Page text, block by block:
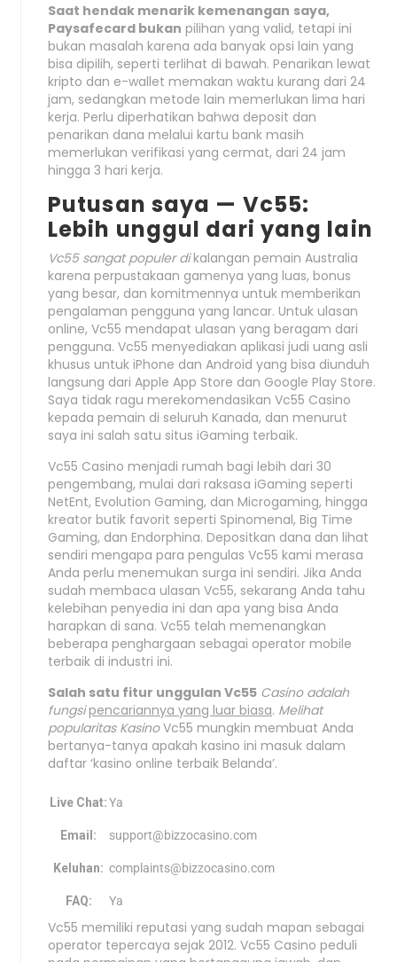
Saat hendak menarik kemenangan saya,
Paysafecard bukan pilihan yang valid, tetapi ini
bukan masalah karena ada banyak opsi lain yang
bisa dipilih, seperti terlihat di bawah. Penarikan lewat
kripto dan e-wallet memakan waktu kurang dari 24
jam, sedangkan metode lain memerlukan lima hari
kerja. Perlu diperhatikan bahwa deposit dan
penarikan dana melalui kartu bank masih
memerlukan verifikasi yang cermat, dari 24 jam
hingga 3 hari kerja.
Putusan saya — Vc55:
Lebih unggul dari yang lain
Vc55 sangat populer dikalangan pemain Australia
karena perpustakaan gamenya yang luas, bonus
yang besar, dan komitmennya untuk memberikan
pengalaman pengguna yang lancar. Untuk ulasan
online, Vc55 mendapat ulasan yang beragam dari
pengguna. Vc55 menyediakan aplikasi judi uang asli
khusus untuk iPhone dan Android yang bisa diunduh
langsung dari Apple App Store dan Google Play Store.
Saya tidak ragu merekomendasikan Vc55 Casino
kepada pemain di seluruh Kanada, dan menurut
saya ini salah satu situs iGaming terbaik.
Vc55 Casino menjadi rumah bagi lebih dari 30
pengembang, mulai dari raksasa iGaming seperti
NetEnt, Evolution Gaming, dan Microgaming, hingga
kreator butik favorit seperti Spinomenal, Big Time
Gaming, dan Endorphina. Depositkan dana dan lihat
sendiri mengapa para pengulas Vc55 kami merasa
Anda perlu menemukan surga ini sendiri. Jika Anda
sudah membaca ulasan Vc55, sekarang Anda tahu
kelebihan penyedia ini dan apa yang bisa Anda
harapkan di sana. Vc55 telah memenangkan
beberapa penghargaan sebagai operator mobile
terbaik di industri ini.
Salah satu fitur unggulan Vc55 Casino adalah
fungsi pencariannya yang luar biasa. Melihat
popularitas KasinoVc55 mungkin membuat Anda
bertanya-tanya apakah kasino ini masuk dalam
daftar ‘kasino online terbaik Belanda’.
Live Chat:Ya
Email: support@bizzocasino.com
Keluhan: complaints@bizzocasino.com
FAQ: Ya
Vc55 memiliki reputasi yang sudah mapan sebagai
operator tepercaya sejak 2012. Vc55 Casino peduli